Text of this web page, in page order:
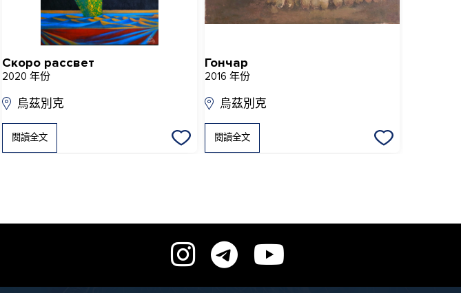
Скоро рассвет
2020 年份
烏茲別克
閱讀全文
Гончар
2016 年份
烏茲別克
閱讀全文